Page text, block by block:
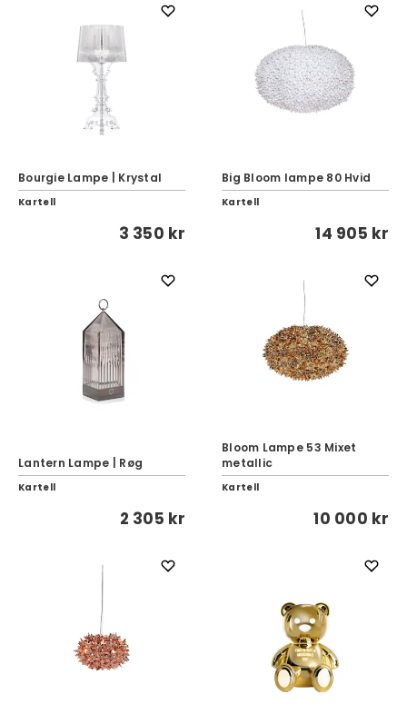
Bourgie Lampe | Krystal
Kartell
3 350 kr
Big Bloom lampe 80 Hvid
Kartell
14 905 kr
Lantern Lampe | Røg
Kartell
2 305 kr
Bloom Lampe 53 Mixet
metallic
Kartell
10 000 kr